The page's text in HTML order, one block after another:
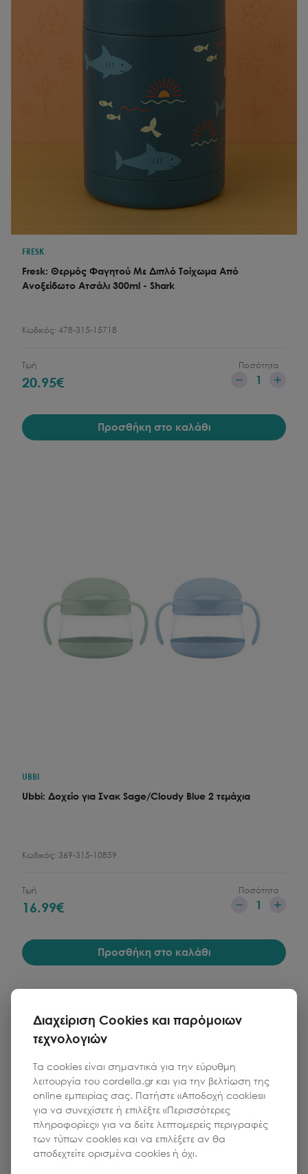
FRESK
Fresk: Θερμός Φαγητού Με Διπλό Τοίχωμα Από
Ανοξείδωτο Ατσάλι 300ml - Shark
Κωδικός: 478-315-15718
Τιμή
20.95€
Ποσότητα
1
Προσθήκη στο καλάθι
UBBI
Ubbi: Δοχείο για Σνακ Sage/Cloudy Blue 2 τεμάχια
Κωδικός: 369-315-10859
Τιμή
16.99€
Ποσότητα
1
Προσθήκη στο καλάθι
Διαχείριση Cookies και παρόμοιων
τεχνολογιών
Τα cookies είναι σημαντικά για την εύρυθμη
λειτουργία του cordella.gr και για την βελτίωση της
online εμπειρίας σας. Πατήστε «Αποδοχή cookies»
για να συνεχίσετε ή επιλέξτε «Περισσότερες
πληροφορίες» για να δείτε λεπτομερείς περιγραφές
των τύπων cookies και να επιλέξετε αν θα
αποδεχτείτε ορισμένα cookies ή όχι.